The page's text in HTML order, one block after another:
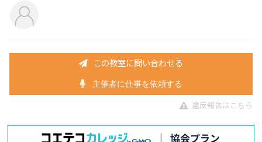
この教室に問い合わせる
主催者に仕事を依頼する
違反報告はこちら